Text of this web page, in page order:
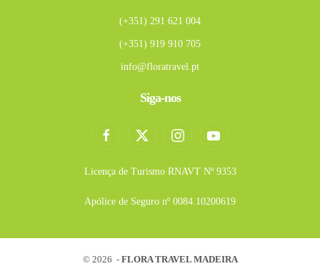
(+351) 291 621 004
(+351) 919 910 705
info@floratravel.pt
Siga-nos
Licença de Turismo RNAVT Nº 9353
Apólice de Seguro nº 0084.10200619
© 2026 - FLORA TRAVEL MADEIRA